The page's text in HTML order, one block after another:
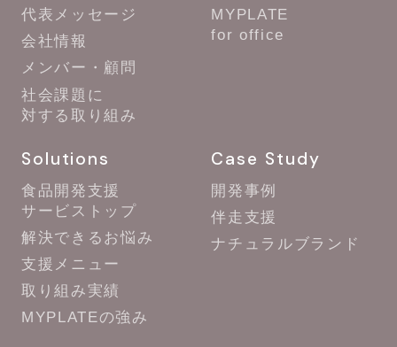
代表メッセージ
会社情報
メンバー・顧問
社会課題に
対する取り組み
MYPLATE
for office
Solutions
食品開発支援
サービストップ
解決できるお悩み
支援メニュー
取り組み実績
MYPLATEの強み
Case Study
開発事例
伴走支援
ナチュラルブランド